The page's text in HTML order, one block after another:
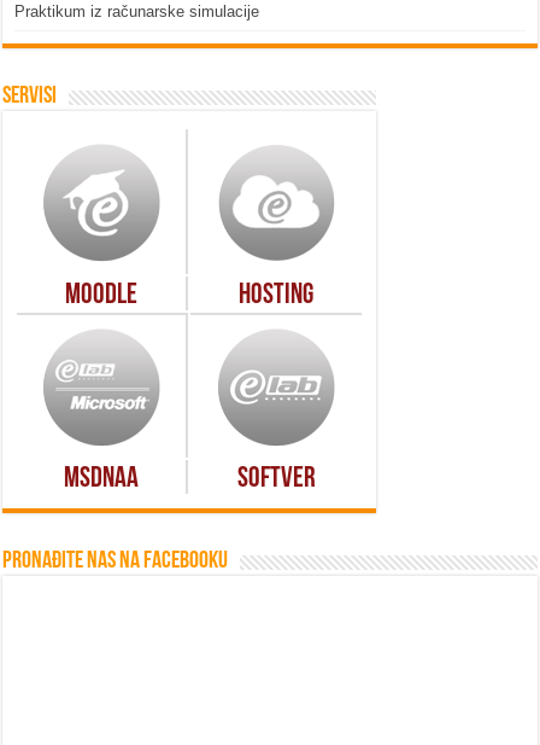
Praktikum iz računarske simulacije
Servisi
Moodle Hosting
MSDNAA Softver
Pronađite nas na Facebooku